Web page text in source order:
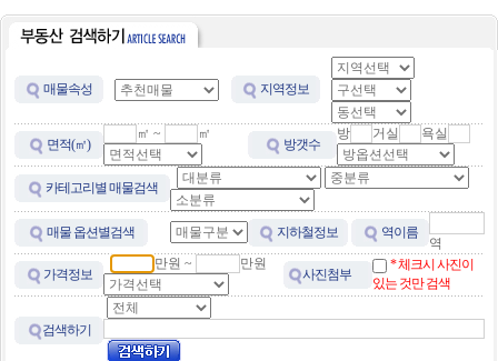
매물속성 지역정보
면적(㎡)
㎡ ~ ㎡
방갯수
방 거실 욕실
카테고리별 매물검색
매물 옵션별검색 지하철정보 역이름
역
가격정보
만원 ~ 만원
사진첨부
* 체크시 사진이
있는 것만 검색
검색하기